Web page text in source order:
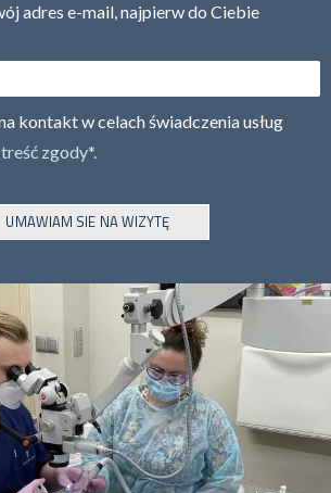
adres e-mail, najpierw do Ciebie
kontakt w celach świadczenia usług
treść zgody*.
UMAWIAM SIE NA WIZYTĘ